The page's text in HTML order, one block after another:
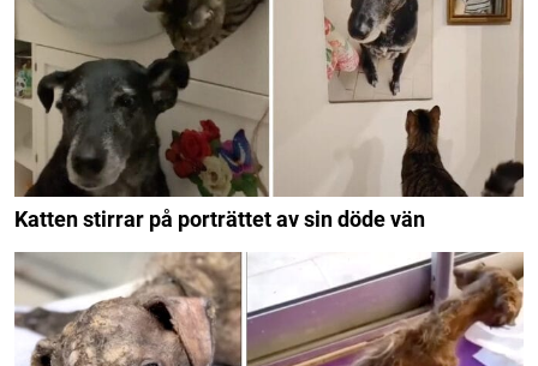
Katten stirrar på porträttet av sin döde vän